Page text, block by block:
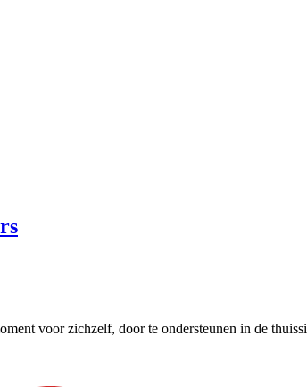
voor zichzelf, door te ondersteunen in de